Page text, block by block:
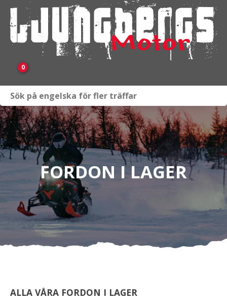
0
Fordon i lager
Verkstad
KAMPANJ
Släpvagnar & Skylift
Om oss
FORDON I LAGER
ALLA VÅRA FORDON I LAGER